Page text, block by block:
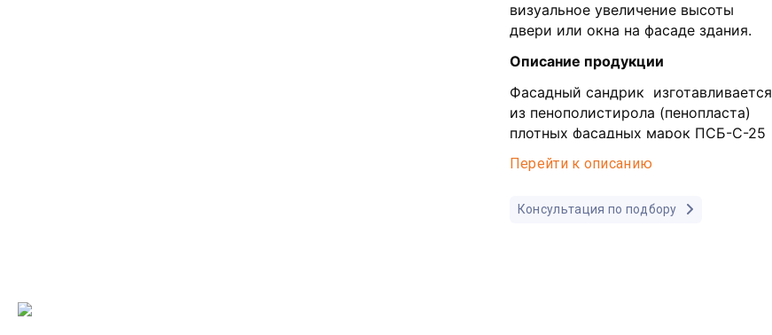
визуальное увеличение высоты
двери или окна на фасаде здания.
Описание продукции
Фасадный сандрик изготавливается
из пенополистирола (пенопласта)
плотных фасадных марок ПСБ-С-25
Методом термической порезки
пенопласта карниз принимает
Сандрики из пенопласта
Перейти к описанию
Консультация по подбору